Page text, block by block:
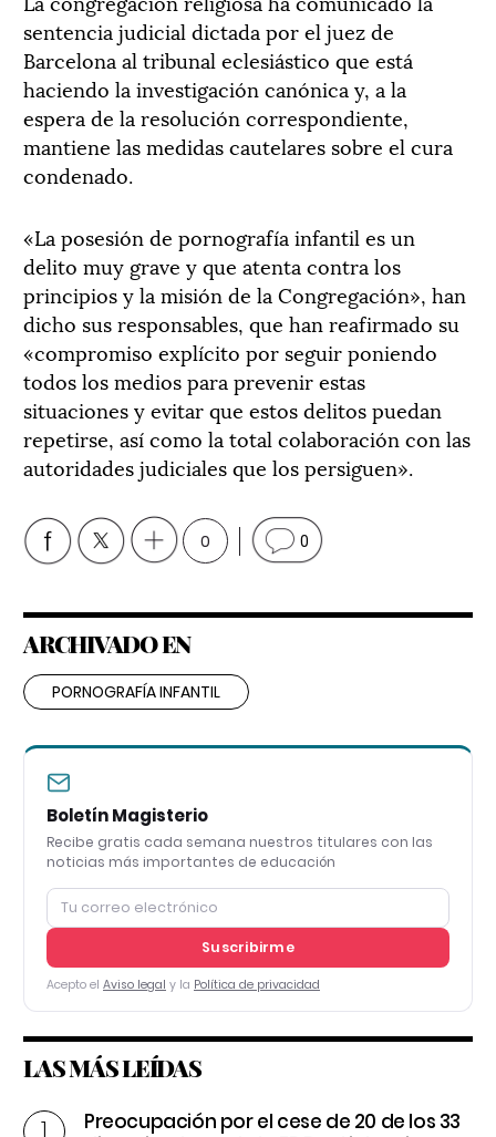
sentencia judicial dictada por el juez de
Barcelona al tribunal eclesiástico que está
haciendo la investigación canónica y, a la
espera de la resolución correspondiente,
mantiene las medidas cautelares sobre el cura
condenado.
«La posesión de pornografía infantil es un
delito muy grave y que atenta contra los
principios y la misión de la Congregación», han
dicho sus responsables, que han reafirmado su
«compromiso explícito por seguir poniendo
todos los medios para prevenir estas
situaciones y evitar que estos delitos puedan
repetirse, así como la total colaboración con las
autoridades judiciales que los persiguen».
0 0
ARCHIVADO EN
PORNOGRAFÍA INFANTIL
Boletín Magisterio
Recibe gratis cada semana nuestros titulares con las
noticias más importantes de educación
Suscribirme
Acepto el Aviso legal y la Política de privacidad
LAS MÁS LEÍDAS
Preocupación por el cese de 20 de los 33